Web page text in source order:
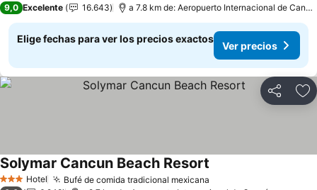
9,0 Excelente 16.643 a 7.8 km de: Aeropuerto Internacional de
Elige fechas para ver los precios exactos
Ver precios
Compartir
3 Estrellas
Hotel Bufé de comida tradicional mexicana
Solymar Cancun Beach Resort